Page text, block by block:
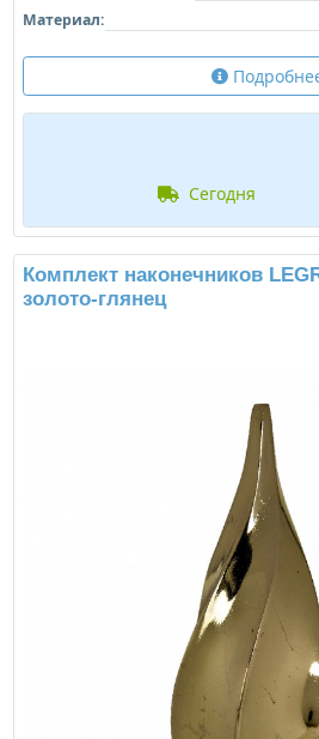
Материал:
сегодня
Комплект наконечников
золото-глянец